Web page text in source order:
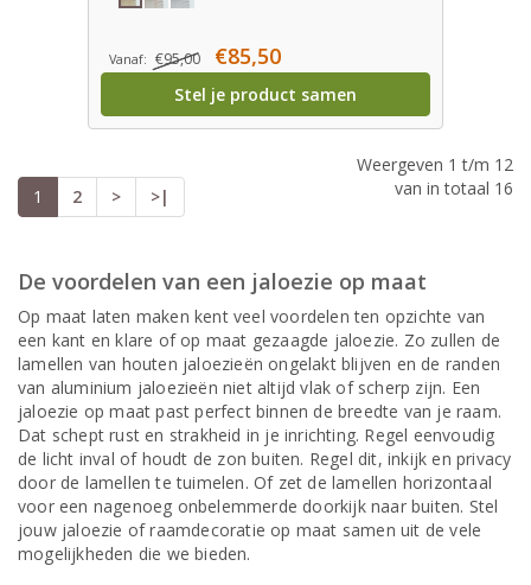
Vanaf: €95,00 €85,50
Stel je product samen
1 2 > >|
Weergeven 1 t/m 12
van in totaal 16
De voordelen van een jaloezie op maat
Op maat laten maken kent veel voordelen ten opzichte van
een kant en klare of op maat gezaagde jaloezie. Zo zullen de
lamellen van houten jaloezieën ongelakt blijven en de randen
van aluminium jaloezieën niet altijd vlak of scherp zijn. Een
jaloezie op maat past perfect binnen de breedte van je raam.
Dat schept rust en strakheid in je inrichting. Regel eenvoudig
de licht inval of houdt de zon buiten. Regel dit, inkijk en privacy
door de lamellen te tuimelen. Of zet de lamellen horizontaal
voor een nagenoeg onbelemmerde doorkijk naar buiten. Stel
jouw jaloezie of raamdecoratie op maat samen uit de vele
mogelijkheden die we bieden.